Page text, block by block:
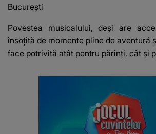
București
Povestea musicalului, deși are
însoțită de momente pline de aventură
face potrivită atât pentru părinți, cât și